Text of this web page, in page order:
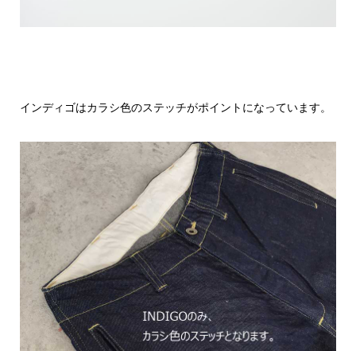
インディゴはカラシ色のステッチがポイントになっています。